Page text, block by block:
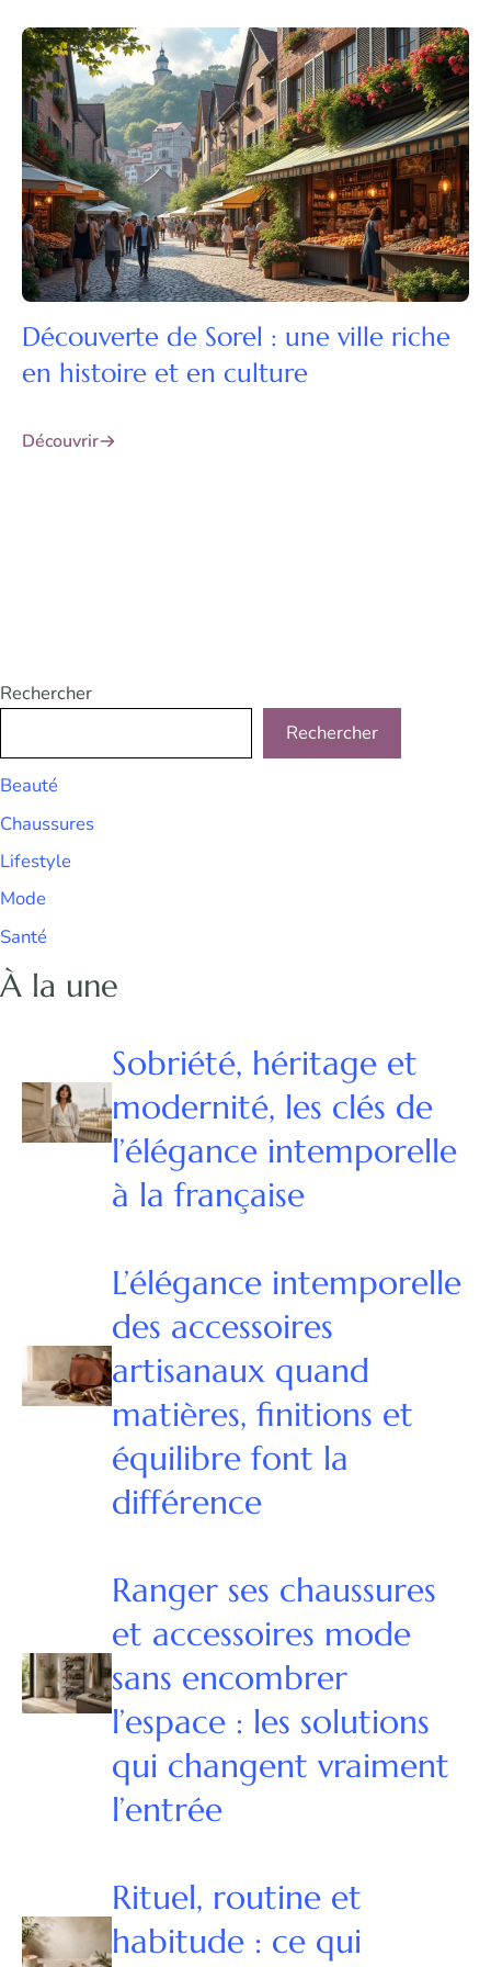
Découverte de Sorel : une ville riche
en histoire et en culture
Découvrir
Rechercher
Rechercher
Beauté
Chaussures
Lifestyle
Mode
Santé
À la une
Sobriété, héritage et
modernité, les clés de
l’élégance intemporelle
à la française
L’élégance intemporelle
des accessoires
artisanaux quand
matières, finitions et
équilibre font la
différence
Ranger ses chaussures
et accessoires mode
sans encombrer
l’espace : les solutions
qui changent vraiment
l’entrée
Rituel, routine et
habitude : ce qui